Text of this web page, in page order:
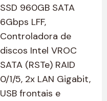
SSD 960GB SATA
6Gbps LFF,
Controladora de
discos Intel VROC
SATA (RSTe) RAID
0/1/5, 2x LAN Gigabit,
USB frontais e